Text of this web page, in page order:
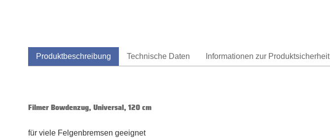
Produktbeschreibung Technische Daten Informationen zur Produktsicherheit
Filmer Bowdenzug, Universal, 120 cm
für viele Felgenbremsen geeignet